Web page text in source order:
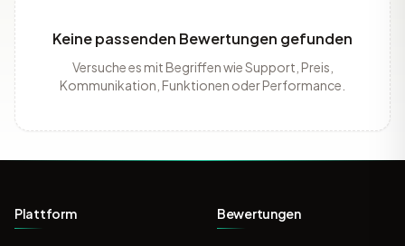
Keine passenden Bewertungen gefunden
Versuche es mit Begriffen wie Support, Preis,
Kommunikation, Funktionen oder Performance.
Plattform Bewertungen